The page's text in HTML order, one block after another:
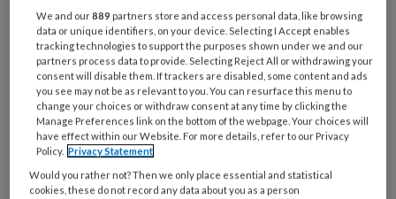
Kies
je
functie *
Bij
welke
organisatie
werk
je?
Untitled
Ontvang 2x per week de
KinderopvangTotaal nieuwsbrief
We and our889 partners store and access personal data, like browsing
data or unique identifiers, on your device. Selecting I Accept enables
tracking technologies to support the purposes shown under we and our
partners process data to provide. Selecting Reject All or withdrawing your
consent will disable them. If trackers are disabled, some content and ads
you see may not be as relevant to you. You can resurface this menu to
change your choices or withdraw consent at any time by clicking the
Manage Preferences link on the bottom of the webpage. Your choices will
have effect within our Website. For more details, refer to our Privacy
Policy. Privacy Statement
Would you rather not? Then we only place essential and statistical
cookies, these do not record any data about you as a person